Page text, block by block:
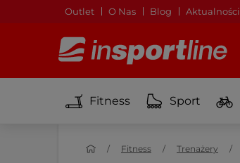
Outlet O Nas Blog Aktualności
Fitness Sport
Fitness Trenażery